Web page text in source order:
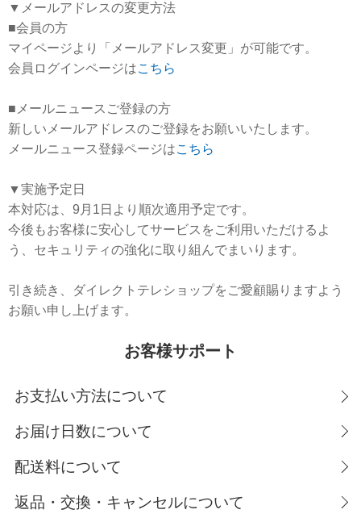
▼メールアドレスの変更方法
■会員の方
マイページより「メールアドレス変更」が可能です。
会員ログインページはこちら
■メールニュースご登録の方
新しいメールアドレスのご登録をお願いいたします。
メールニュース登録ページはこちら
▼実施予定日
本対応は、9月1日より順次適用予定です。
今後もお客様に安心してサービスをご利用いただけるよ
う、セキュリティの強化に取り組んでまいります。
引き続き、ダイレクトテレショップをご愛顧賜りますよう
お願い申し上げます。
お客様サポート
お支払い方法について
お届け日数について
配送料について
返品・交換・キャンセルについて